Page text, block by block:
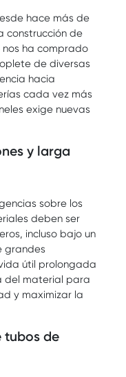
hace más de
construcción de
ha comprado
de diversas
hacia
cada vez más
exige nuevas
y larga
sobre los
deben ser
incluso bajo un
grandes
útil prolongada
del material para
y maximizar la
tubos de